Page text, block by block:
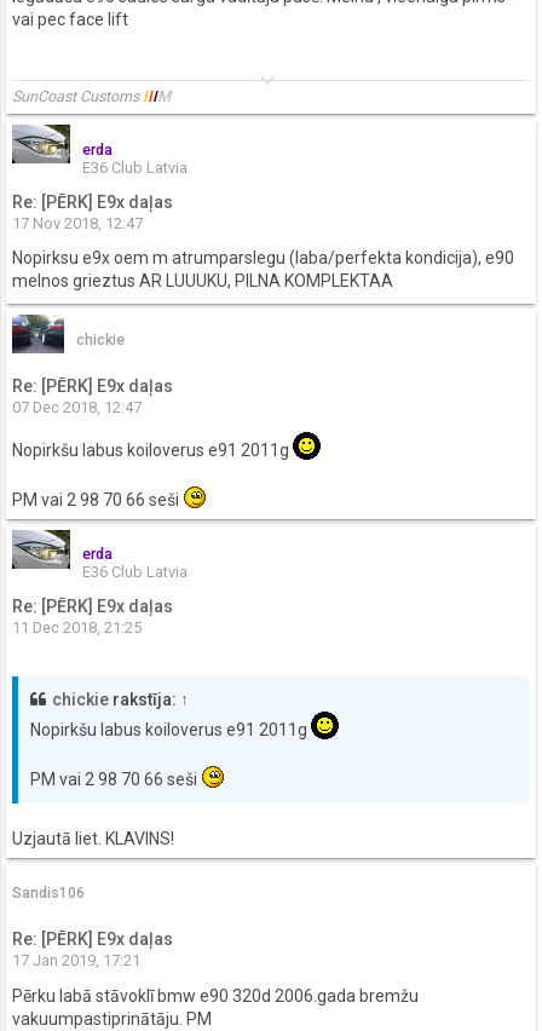
vai pec face lift
keyboard_arrow_down
SunCoast Customs IIIM
erda
E36 Club Latvia
Re: [PĒRK] E9x daļas
17 Nov 2018, 12:47
Nopirksu e9x oem m atrumparslegu (laba/perfekta kondicija), e90
melnos grieztus AR LUUUKU, PILNA KOMPLEKTAA
chickie
Re: [PĒRK] E9x daļas
07 Dec 2018, 12:47
Nopirkšu labus koiloverus e91 2011g
PM vai 2 98 70 66 seši
erda
E36 Club Latvia
Re: [PĒRK] E9x daļas
11 Dec 2018, 21:25
chickie rakstīja: ↑
Nopirkšu labus koiloverus e91 2011g
PM vai 2 98 70 66 seši
Uzjautā liet. KLAVINS!
Sandis106
Re: [PĒRK] E9x daļas
17 Jan 2019, 17:21
Pērku labā stāvoklī bmw e90 320d 2006.gada bremžu
vakuumpastiprinātāju. PM